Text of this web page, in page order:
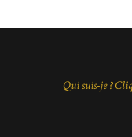
Qui suis-je ?